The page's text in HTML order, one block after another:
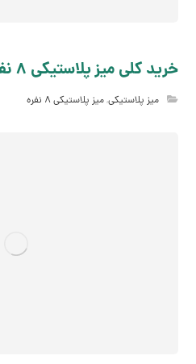
خرید کلی میز پلاستیکی 8 نفره | هیراد پلاست
میز پلاستیکی,میز پلاستیکی 8 نفره